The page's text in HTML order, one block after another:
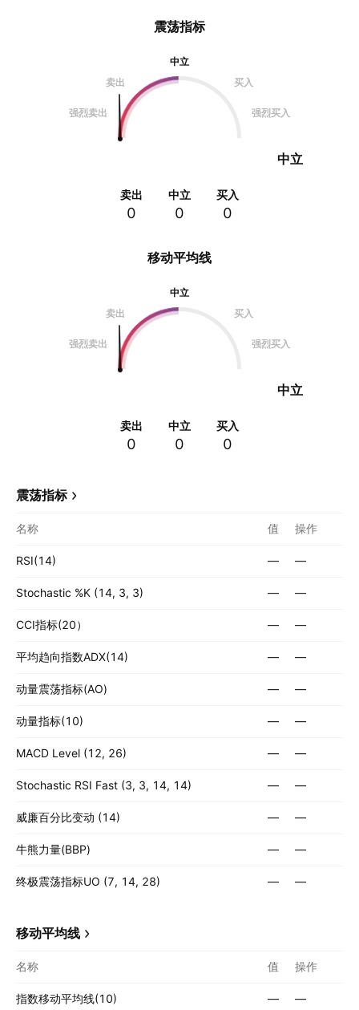
震荡指标
中立
卖出
买入
强烈卖出 强烈买入
中立
卖出
0
中立
0
买入
0
移动平均线
中立
卖出
买入
强烈卖出 强烈买入
中立
卖出
0
中立
0
买入
0
震荡指标
名称 值 操作
RSI(14) — —
Stochastic %K (14, 3, 3) — —
CCI指标(20） — —
平均趋向指数ADX(14) — —
动量震荡指标(AO) — —
动量指标(10) — —
MACD Level (12, 26) — —
Stochastic RSI Fast (3, 3, 14, 14) — —
威廉百分比变动 (14) — —
牛熊力量(BBP) — —
终极震荡指标UO (7, 14, 28) — —
移动平均线
名称 值 操作
指数移动平均线(10) — —